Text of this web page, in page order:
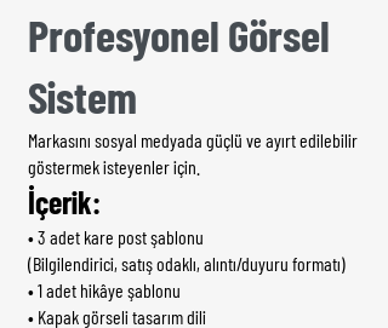
Profesyonel Görsel
Sistem
Markasını sosyal medyada güçlü ve ayırt edilebilir
göstermek isteyenler için.
İçerik:
• 3 adet kare post şablonu
(Bilgilendirici, satış odaklı, alıntı/duyuru formatı)
• 1 adet hikâye şablonu
• Kapak görseli tasarım dili